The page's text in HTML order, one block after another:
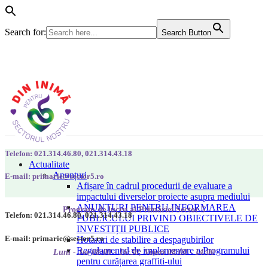
Search for: Search Button
Actualitate
Anunțuri
Afișare în cadrul procedurii de evaluare a
impactului diverselor proiecte asupra mediului
ANUNȚURI PENTRU INFORMAREA
PUBLICULUI PRIVIND OBIECTIVELE DE
INVESTIȚII PUBLICE
Hotarari de stabilire a despagubirilor
Regulamentul de implementare a Programului
pentru curățarea graffiti-ului
Telefon: 021.314.46.80, 021.314.43.18
E-mail: primarie@sector5.ro
Program de lucru al Primăriei Sector 5
Luni - Joi 08:00 - 16:30; Vineri 08:00 - 14:00
Telefon: 021.314.46.80, 021.314.43.18
E-mail: primarie@sector5.ro